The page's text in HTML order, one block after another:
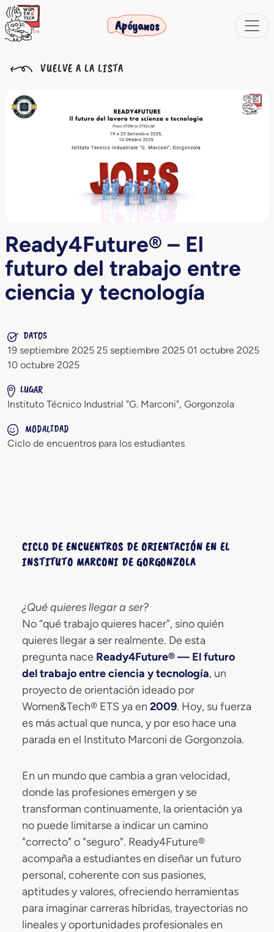
Apóyanos
VUELVE A LA LISTA
Ready4Future® – El
futuro del trabajo entre
ciencia y tecnología
DATOS
19 septiembre 2025 25 septiembre 2025 01 octubre 2025
10 octubre 2025
LUGAR
Instituto Técnico Industrial "G. Marconi", Gorgonzola
MODALIDAD
Ciclo de encuentros para los estudiantes
CICLO DE ENCUENTROS DE ORIENTACIÓN EN EL
INSTITUTO MARCONI DE GORGONZOLA
¿Qué quieres llegar a ser?
No “qué trabajo quieres hacer”, sino quién
quieres llegar a ser realmente. De esta
pregunta nace Ready4Future® — El futuro
del trabajo entre ciencia y tecnología, un
proyecto de orientación ideado por
Women&Tech® ETS ya en 2009. Hoy, su fuerza
es más actual que nunca, y por eso hace una
parada en el Instituto Marconi de Gorgonzola.
En un mundo que cambia a gran velocidad,
donde las profesiones emergen y se
transforman continuamente, la orientación ya
no puede limitarse a indicar un camino
"correcto" o "seguro". Ready4Future®
acompaña a estudiantes en diseñar un futuro
personal, coherente con sus pasiones,
aptitudes y valores, ofreciendo herramientas
para imaginar carreras híbridas, trayectorias no
lineales y oportunidades profesionales en